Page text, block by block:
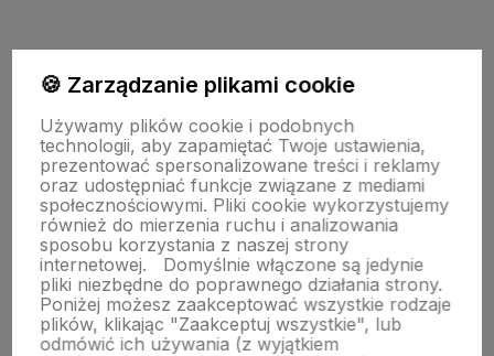
Zapisz się do newslettera – Wpisz swój adres e-mail
polityce prywatności
O nas
🍪 Zarządzanie plikami cookie
Używamy plików cookie i podobnych
technologii, aby zapamiętać Twoje ustawienia,
prezentować spersonalizowane treści i reklamy
oraz udostępniać funkcje związane z mediami
społecznościowymi. Pliki cookie wykorzystujemy
również do mierzenia ruchu i analizowania
sposobu korzystania z naszej strony
internetowej.
Domyślnie włączone są jedynie
pliki niezbędne do poprawnego działania strony.
Poniżej możesz zaakceptować wszystkie rodzaje
plików, klikając "Zaakceptuj wszystkie", lub
odmówić ich używania (z wyjątkiem